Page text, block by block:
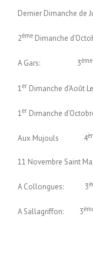
Dernier Dimanche de
2ème Dimanche
A Gars: 3ème
1er Dimanche d’Août
1er Dimanche
Aux Mujouls 4
11 Novembre Saint
A Collongues: 3
A Sallagriffon: 3